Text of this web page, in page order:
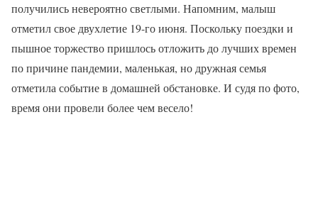
получились невероятно светлыми. Напомним, малыш
отметил свое двухлетие 19-го июня. Поскольку поездки и
пышное торжество пришлось отложить до лучших времен
по причине пандемии, маленькая, но дружная семья
отметила событие в домашней обстановке. И судя по фото,
время они провели более чем весело!